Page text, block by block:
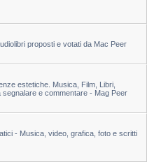
proposti e votati da Mac Peer
estetiche. Musica, Film, Libri,
e commentare - Mag Peer
- Musica, video, grafica, foto e scritti